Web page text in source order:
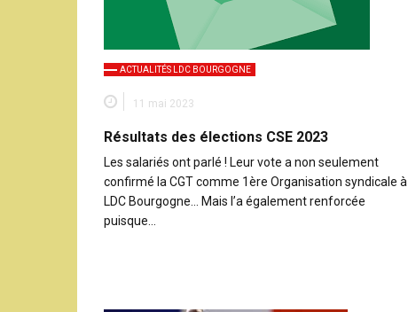
ACTUALITÉS LDC BOURGOGNE
11 mai 2023
Résultats des élections CSE 2023
Les salariés ont parlé ! Leur vote a non seulement
confirmé la CGT comme 1ère Organisation syndicale à
LDC Bourgogne… Mais l’a également renforcée
puisque…